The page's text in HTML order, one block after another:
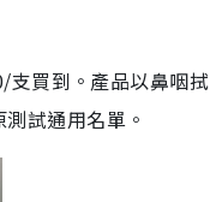
支買到。產品以鼻咽
試通用名單。